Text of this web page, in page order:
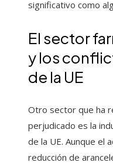
significativo como
El sector
y los
de la UE
Otro sector que ha
perjudicado es la
de la UE. Aunque el
reducción de